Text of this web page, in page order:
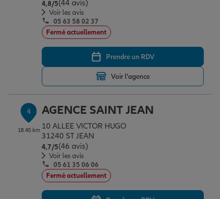
Protection juridique
Retraite
Tous nos devis d'assurance
4,8/5Note de 4.8 sur 5
(44 avis)
Voir les avis
05 63 58 02 37
Fermé actuellement
Prendre un RDV
Voir l'agence
4
18.45 km
AGENCE SAINT JEAN
10 ALLEE VICTOR HUGO
31240 ST JEAN
4,7/5Note de 4.7 sur 5
(46 avis)
Voir les avis
05 61 35 06 06
Fermé actuellement